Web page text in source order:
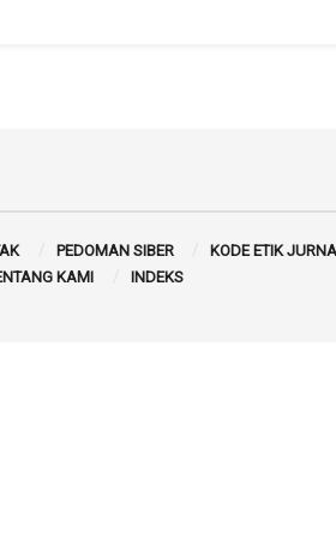
PEDOMAN SIBER
KODE ETIK
KAMI INDEKS